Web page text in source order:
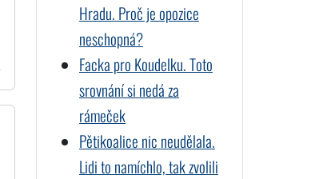
Hradu. Proč je opozice
neschopná?
Facka pro Koudelku. Toto
srovnání si nedá za
rámeček
Pětikoalice nic neudělala.
Lidi to namíchlo, tak zvolili